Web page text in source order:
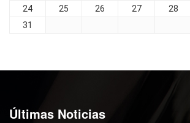
24
25 26 27 28
31
Últimas Noticias